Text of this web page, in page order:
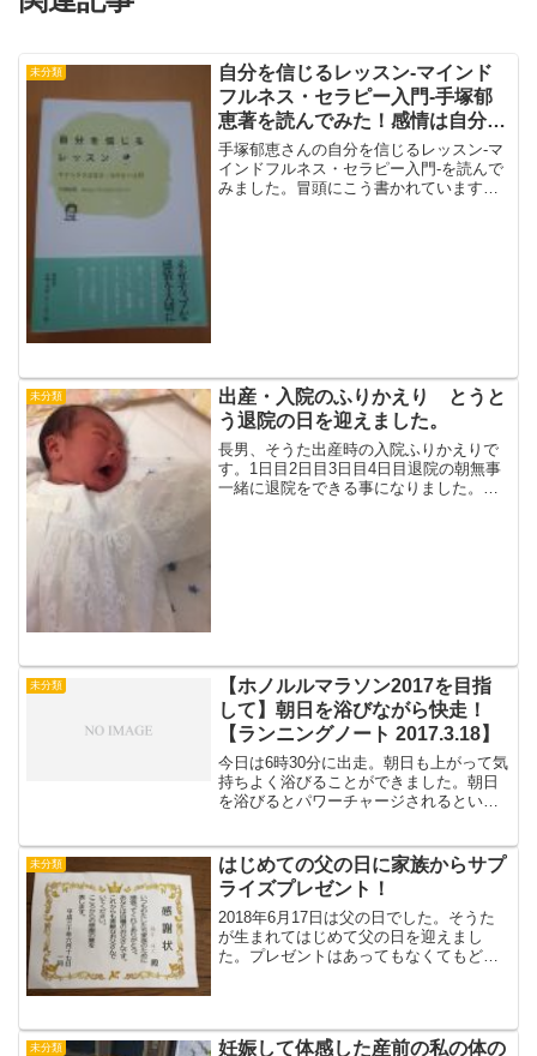
未分類
自分を信じるレッスン-マインド
フルネス・セラピー入門-手塚郁
恵著を読んでみた！感情は自分の
大切なもの！
手塚郁恵さんの自分を信じるレッスン-マ
インドフルネス・セラピー入門-を読んで
みました。冒頭にこう書かれています。
未分類
出産・入院のふりかえり とうと
う退院の日を迎えました。
長男、そうた出産時の入院ふりかえりで
す。1日目2日目3日目4日目退院の朝無事
一緒に退院をできる事になりました。先
未分類
【ホノルルマラソン2017を目指
して】朝日を浴びながら快走！
【ランニングノート 2017.3.18】
今日は6時30分に出走。朝日も上がって気
持ちよく浴びることができました。朝日
を浴びるとパワーチャージされるという
ピードトレーニング。5分台を維持しなが
ら走りました。最後...
未分類
はじめての父の日に家族からサプ
ライズプレゼント！
2018年6月17日は父の日でした。そうた
が生まれてはじめて父の日を迎えまし
た。プレゼントはあってもなくてもどち
も裏にはあいちゃんと...
未分類
妊娠して体感した産前の私の体の